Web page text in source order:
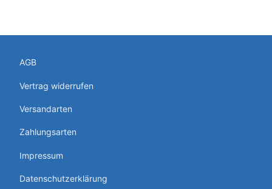
AGB
Vertrag widerrufen
Versandarten
Zahlungsarten
Impressum
Datenschutzerklärung